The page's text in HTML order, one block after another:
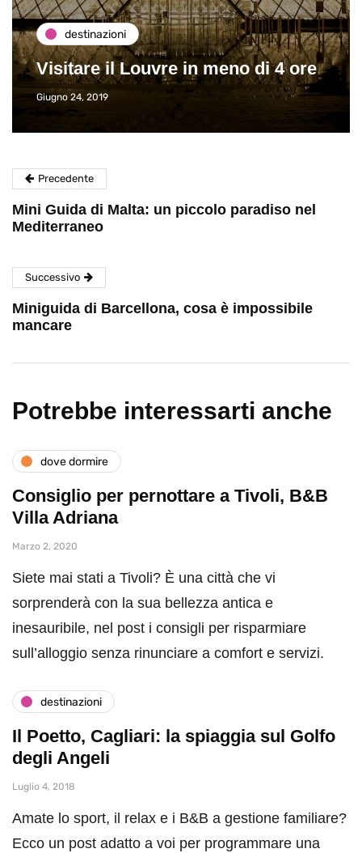
destinazioni
Visitare il Louvre in meno di 4 ore
Giugno 24, 2019
Precedente
Mini Guida di Malta: un piccolo paradiso nel
Mediterraneo
Successivo
Miniguida di Barcellona, cosa è impossibile
mancare
Potrebbe interessarti anche
dove dormire
Consiglio per pernottare a Tivoli, B&B
Villa Adriana
Marzo 2, 2020
Siete mai stati a Tivoli? È una città che vi
sorprenderà con la sua bellezza antica e
inesauribile, nel post i consigli per risparmiare
sull’alloggio senza rinunciare a comfort e servizi.
destinazioni
Il Poetto, Cagliari: la spiaggia sul Golfo
degli Angeli
Luglio 4, 2018
Amate lo sport, il relax e i B&B a gestione familiare?
Ecco un post adatto a voi per programmare una